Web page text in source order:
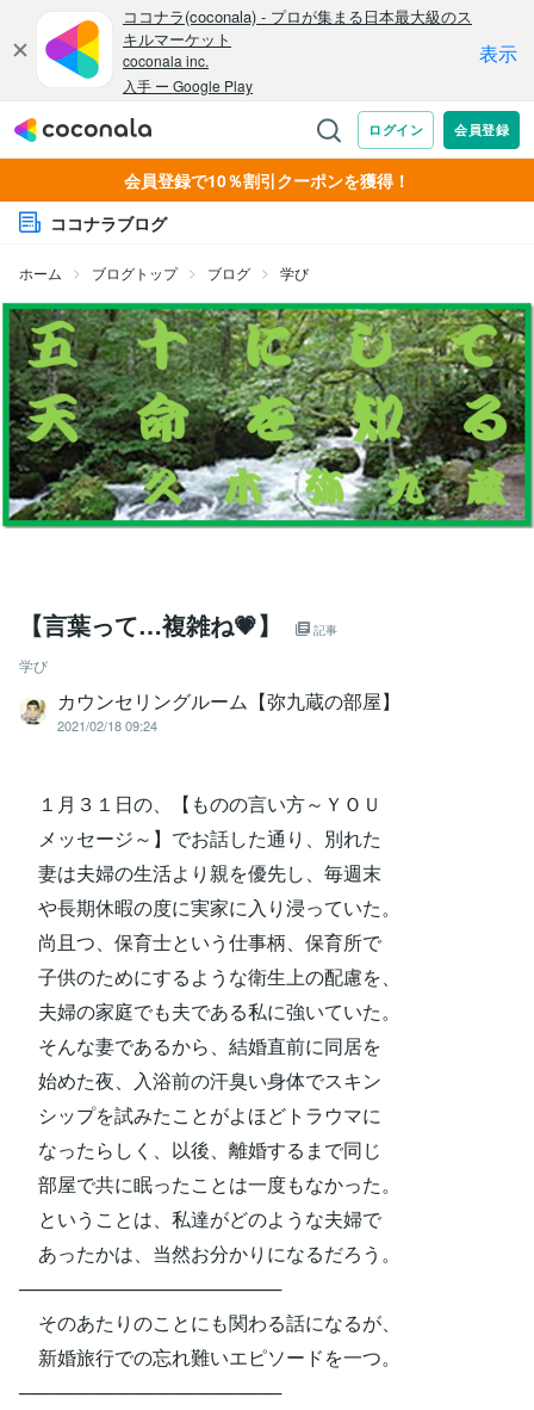
会員登録で10％割引クーポンを獲得！
ココナラブログ
ホーム ブログトップ ブログ 学び
【言葉って…複雑ね💗】 記事
学び
カウンセリングルーム【弥九蔵の部屋】
2021/02/18 09:24
１月３１日の、【ものの言い方～ＹＯＵ
メッセージ～】でお話した通り、別れた
妻は夫婦の生活より親を優先し、毎週末
や長期休暇の度に実家に入り浸っていた。
尚且つ、保育士という仕事柄、保育所で
子供のためにするような衛生上の配慮を、
夫婦の家庭でも夫である私に強いていた。
そんな妻であるから、結婚直前に同居を
始めた夜、入浴前の汗臭い身体でスキン
シップを試みたことがよほどトラウマに
なったらしく、以後、離婚するまで同じ
部屋で共に眠ったことは一度もなかった。
ということは、私達がどのような夫婦で
あったかは、当然お分かりになるだろう。
────────────────────
そのあたりのことにも関わる話になるが、
新婚旅行での忘れ難いエピソードを一つ。
────────────────────